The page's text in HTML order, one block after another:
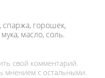
горошек,
масло, соль.
свой комментарий.
мнением с остальными.